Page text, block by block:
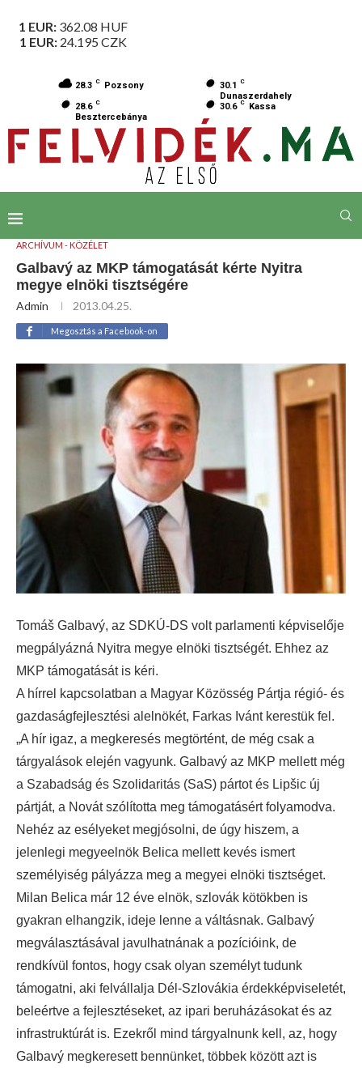
1 EUR: 362.08 HUF
1 EUR: 24.195 CZK
28.3 C Pozsony 30.1 C
Dunaszerdahely
28.6 C
Besztercebánya
30.6 C Kassa
ARCHÍVUM - KÖZÉLET
Galbavý az MKP támogatását kérte Nyitra
megye elnöki tisztségére
Admin 2013.04.25.
Megosztás a Facebook-on
Tomáš Galbavý, az SDKÚ-DS volt parlamenti képviselője
megpályázná Nyitra megye elnöki tisztségét. Ehhez az
MKP támogatását is kéri.
A hírrel kapcsolatban a Magyar Közösség Pártja régió- és
gazdaságfejlesztési alelnökét, Farkas Ivánt kerestük fel.
„A hír igaz, a megkeresés megtörtént, de még csak a
tárgyalások elején vagyunk. Galbavý az MKP mellett még
a Szabadság és Szolidaritás (SaS) pártot és Lipšic új
pártját, a Novát szólította meg támogatásért folyamodva.
Nehéz az esélyeket megjósolni, de úgy hiszem, a
jelenlegi megyeelnök Belica mellett kevés ismert
személyiség pályázza meg a megyei elnöki tisztséget.
Milan Belica már 12 éve elnök, szlovák kötökben is
gyakran elhangzik, ideje lenne a váltásnak. Galbavý
megválasztásával javulhatnának a pozícióink, de
rendkívül fontos, hogy csak olyan személyt tudunk
támogatni, aki felvállalja Dél-Szlovákia érdekképviseletét,
beleértve a fejlesztéseket, az ipari beruházásokat és az
infrastruktúrát is. Ezekről mind tárgyalnunk kell, az, hogy
Galbavý megkeresett bennünket, többek között azt is